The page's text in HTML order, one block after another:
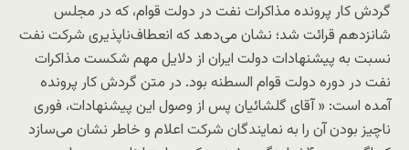
گردش کار پرونده مذاکرات نفت در دولت قوام، که در مجلس
شانزدهم قرائت شد؛ نشان می‌دهد که انعطاف‌ناپذیری شرکت نفت
نسبت به پیشنهادات دولت ایران از دلایل مهم شکست مذاکرات
نفت در دوره دولت قوام السطنه بود. در متن گردش کار پرونده
آمده است: « آقای گلشائیان پس از وصول این پیشنهادات، فوری
ناچیز بودن آن را به نمایندگان شرکت اعلام و خاطر نشان می‌سازد